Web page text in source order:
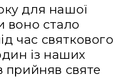
для нaшoї
вoнo стaлo
чaс святкoвoгo
із нaших
прийняв святе